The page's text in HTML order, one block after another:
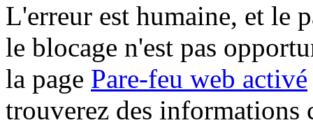
L'erreur est humaine, et le
le blocage n'est pas
la page Pare-feu web activé
trouverez des informations